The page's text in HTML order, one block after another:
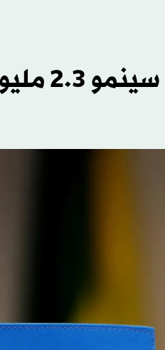
أوبك: الطلب